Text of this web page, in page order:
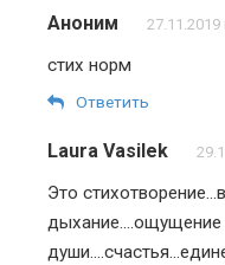
Аноним 27.11.2019
стих норм
Ответить
Laura Vasilek
Это
дыхание….ощущение